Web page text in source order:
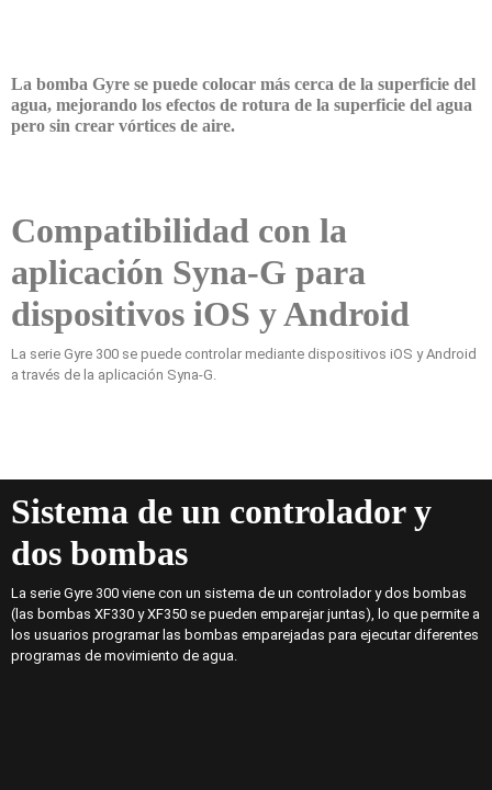
La bomba Gyre se puede colocar más cerca de la superficie del
agua, mejorando los efectos de rotura de la superficie del agua
pero sin crear vórtices de aire.
Compatibilidad con la
aplicación Syna-G para
dispositivos iOS y Android
La serie Gyre 300 se puede controlar mediante dispositivos iOS y Android
a través de la aplicación Syna-G.
Sistema de un controlador y
dos bombas
La serie Gyre 300 viene con un sistema de un controlador y dos bombas
(las bombas XF330 y XF350 se pueden emparejar juntas), lo que permite a
los usuarios programar las bombas emparejadas para ejecutar diferentes
programas de movimiento de agua.